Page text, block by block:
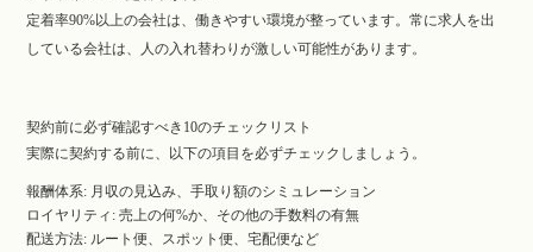
定着率90%以上の会社は、働きやすい環境が整っています。常に求人を出
している会社は、人の入れ替わりが激しい可能性があります。
契約前に必ず確認すべき10のチェックリスト
実際に契約する前に、以下の項目を必ずチェックしましょう。
報酬体系: 月収の見込み、手取り額のシミュレーション
ロイヤリティ: 売上の何%か、その他の手数料の有無
配送方法: ルート便、スポット便、宅配便など